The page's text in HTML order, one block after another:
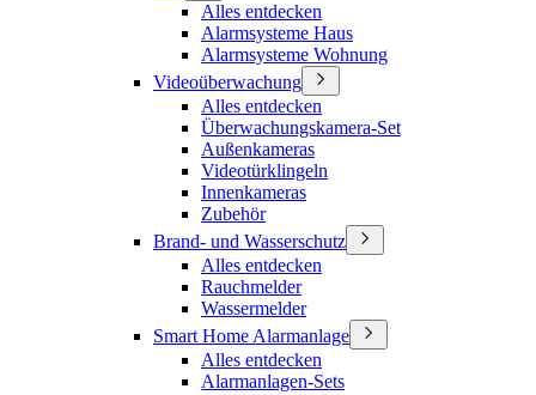
Alles entdecken
Alarmsysteme Haus
Alarmsysteme Wohnung
Videoüberwachung
Alles entdecken
Überwachungskamera-Set
Außenkameras
Videotürklingeln
Innenkameras
Zubehör
Brand- und Wasserschutz
Alles entdecken
Rauchmelder
Wassermelder
Smart Home Alarmanlage
Alles entdecken
Alarmanlagen-Sets